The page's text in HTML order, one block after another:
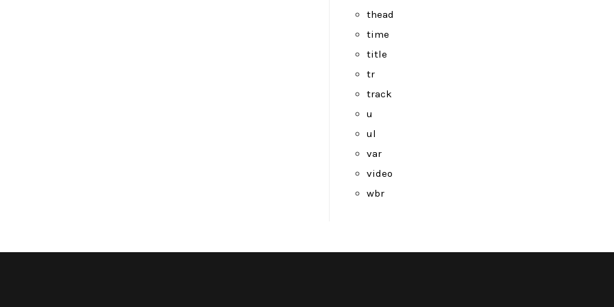
thead
time
title
tr
track
u
ul
var
video
wbr